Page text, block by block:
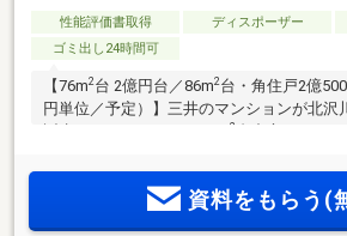
性能評価書取得 ディスポーザー
ゴミ出し24時間可
【76m2台 2億円台／86m2台・角住戸2億
円単位／予定）】三井のマンションが北沢
2
「下北沢」駅徒歩9分。再開発により整備
み。利便施設が徒歩圏内に充実資料をもらう(